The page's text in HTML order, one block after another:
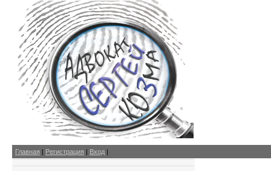
Главная | Регистрация | Вход |